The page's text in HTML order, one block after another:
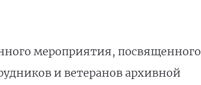
мероприятия, посвященного
и ветеранов архивной